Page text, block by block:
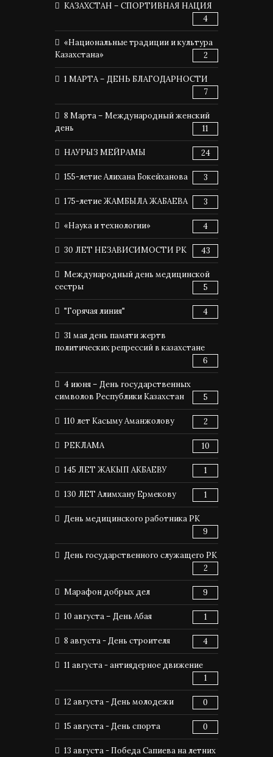
КАЗАХСТАН – СПОРТИВНАЯ НАЦИЯ
4
«Национальные традиции и культура
Казахстана»
2
1 МАРТА – ДЕНЬ БЛАГОДАРНОСТИ
7
8 Марта – Международный женский
день
11
НАУРЫЗ МЕЙРАМЫ 24
155-летие Алихана Бокейханова 3
175-летие ЖАМБЫЛА ЖАБАЕВА 3
«Наука и технологии» 4
30 ЛЕТ НЕЗАВИСИМОСТИ РК 43
Международный день медицинской
сестры
5
"Горячая линия" 4
31 мая день памяти жертв
политических репрессий в казахстане
6
4 июня – День государственных
символов Республики Казахстан
5
110 лет Касыму Аманжолову 2
РЕКЛАМА 10
145 ЛЕТ ЖАКЫП АКБАЕВУ 1
130 ЛЕТ Алимхану Ермекову 1
День медицинского работника РК
9
День государственного служащего РК
2
Марафон добрых дел 9
10 августа – День Абая 1
8 августа - День строителя 4
11 августа - антиядерное движение
1
12 августа - День молодежи 0
15 августа - День спорта 0
13 августа - Победа Сапиева на летних